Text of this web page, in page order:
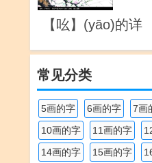
【吆】(yāo)的详
常见分类
5画的字 6画的字 7画
10画的字
11画的字
14画的字
15画的字